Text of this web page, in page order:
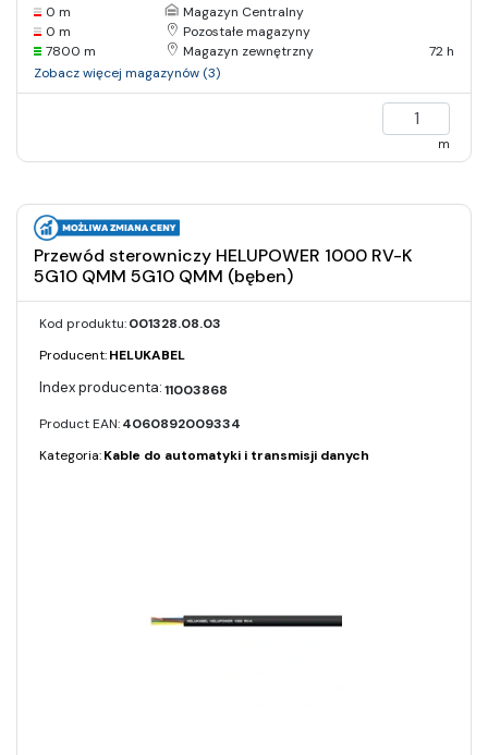
0 m
Magazyn Centralny
0 m
Pozostałe magazyny
7800 m
Magazyn zewnętrzny
72 h
Zobacz więcej magazynów (3)
m
Przewód sterowniczy HELUPOWER 1000 RV-K
5G10 QMM 5G10 QMM (bęben)
Kod produktu:001328.08.03
Producent:HELUKABEL
11003868
Product EAN:4060892009334
Kategoria:Kable do automatyki i transmisji danych